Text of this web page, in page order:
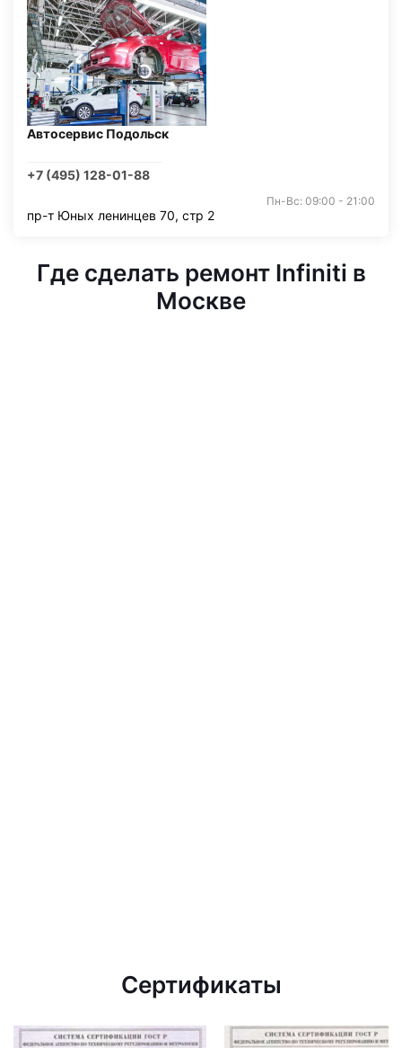
Автосервис Подольск
+7 (495) 128-01-88
Пн-Вс: 09:00 - 21:00
пр-т Юных ленинцев 70, стр 2
Где сделать ремонт Infiniti в
Москве
Сертификаты